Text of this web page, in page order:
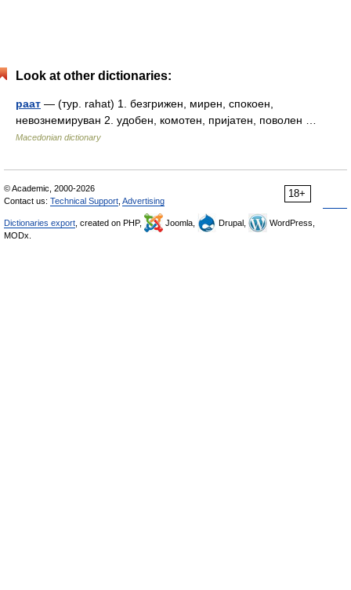
Look at other dictionaries:
раат — (тур. rahat) 1. безгрижен, мирен, спокоен,
невознемируван 2. удобен, комотен, пријатен, поволен …
Macedonian dictionary
18+
© Academic, 2000-2026
Contact us: Technical Support Advertising
Dictionaries export , created on PHP, Joomla, Drupal,
WordPress,
MODx.